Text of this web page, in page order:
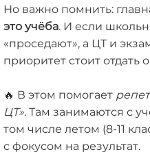
Но важно помнить:
это учёба. И если
«проседают», а ЦТ и
приоритет стоит отдать
🔥 В этом помогает
ЦТ». Там занимаются с
том числе летом (8-11
с фокусом на результат.